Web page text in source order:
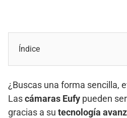
Índice
¿Buscas una forma sencilla,
Lascámaras Eufy pueden
gracias a su tecnología